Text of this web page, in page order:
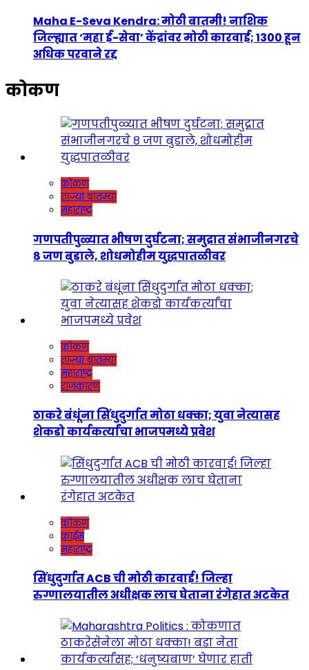
Maha E-Seva Kendra: मोठी बातमी! नाशिक
जिल्ह्यात ‘महा ई-सेवा’ केंद्रांवर मोठी कारवाई; 1300 हून
अधिक परवाने रद्द
कोकण
कोकण
ताज्या बातम्या
महाराष्ट्र
गणपतीपुळ्यात भीषण दुर्घटना; समुद्रात संभाजीनगरचे
८ जण बुडाले, शोधमोहीम युद्धपातळीवर
कोकण
ताज्या बातम्या
महाराष्ट्र
राजकारण
ठाकरे बंधूंना सिंधुदुर्गात मोठा धक्का; युवा नेत्यासह
शेकडो कार्यकर्त्यांचा भाजपमध्ये प्रवेश
कोकण
क्राईम
महाराष्ट्र
सिंधुदुर्गात ACB ची मोठी कारवाई! जिल्हा
रुग्णालयातील अधीक्षक लाच घेताना रंगेहात अटकेत